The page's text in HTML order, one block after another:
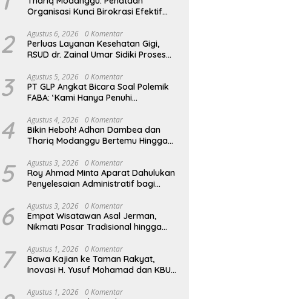
Organisasi Kunci Birokrasi Efektif
2 Agustus 6, 2026 0 Komentar
Perluas Layanan Kesehatan Gigi,
RSUD dr. Zainal Umar Sidiki Proses
Konservasi Gigi
3 Agustus 5, 2026 0 Komentar
PT GLP Angkat Bicara Soal Polemik
FABA: ‘Kami Hanya Penuhi
4 Agustus 4, 2026 0 Komentar
Bikin Heboh! Adhan Dambea dan
Thariq Modanggu Bertemu Hingga
5 Agustus 3, 2026 0 Komentar
Roy Ahmad Minta Aparat Dahulukan
Penyelesaian Administratif bagi
6 Agustus 3, 2026 0 Komentar
Empat Wisatawan Asal Jerman,
Nikmati Pasar Tradisional hingga
7 Agustus 1, 2026 0 Komentar
Bawa Kajian ke Taman Rakyat,
Inovasi H. Yusuf Mohamad dan KBU
Agustus 1, 2026 0 Komentar